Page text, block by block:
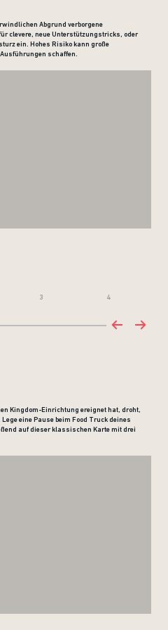
Abgrund verborgene
clevere, neue Unterstützungstricks, oder
ein. Hohes Risiko kann große
schaffen.
3 4
Kingdom-Einrichtung ereignet hat, droht,
eine Pause beim Food Truck deines
auf dieser klassischen Karte mit drei